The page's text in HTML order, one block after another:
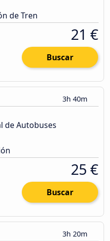
de Tren
21 €
Buscar
3h 40m
de Autobuses
25 €
Buscar
3h 20m